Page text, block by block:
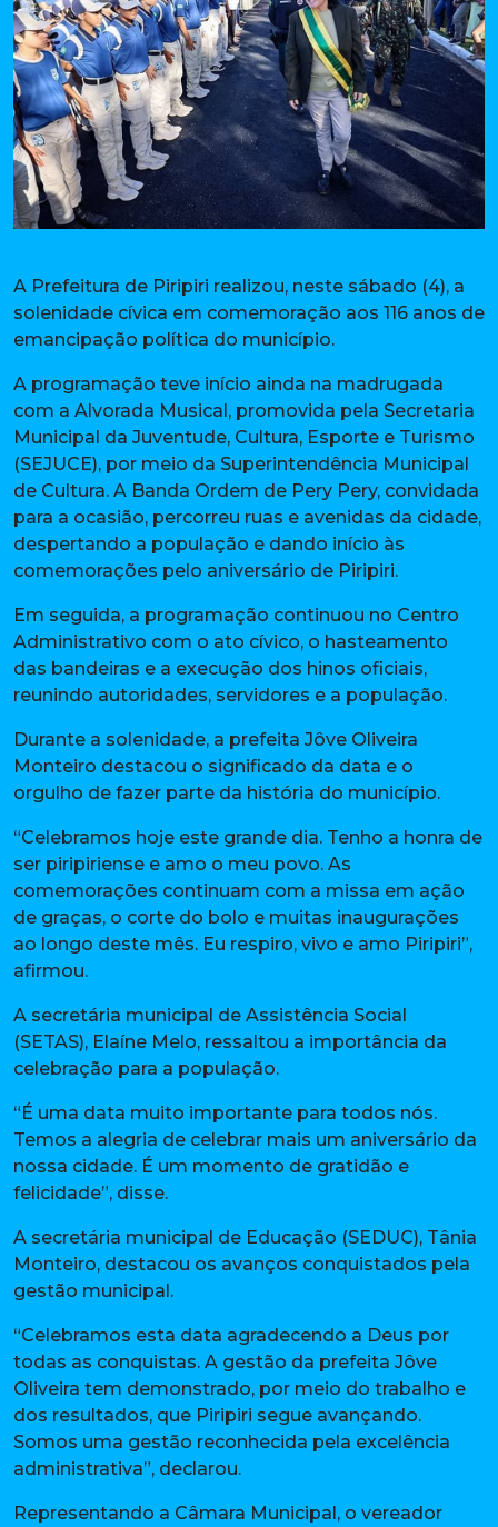
A Prefeitura de Piripiri realizou, neste sábado (4), a
solenidade cívica em comemoração aos 116 anos de
emancipação política do município.
A programação teve início ainda na madrugada
com a Alvorada Musical, promovida pela Secretaria
Municipal da Juventude, Cultura, Esporte e Turismo
(SEJUCE), por meio da Superintendência Municipal
de Cultura. A Banda Ordem de Pery Pery, convidada
para a ocasião, percorreu ruas e avenidas da cidade,
despertando a população e dando início às
comemorações pelo aniversário de Piripiri.
Em seguida, a programação continuou no Centro
Administrativo com o ato cívico, o hasteamento
das bandeiras e a execução dos hinos oficiais,
reunindo autoridades, servidores e a população.
Durante a solenidade, a prefeita Jôve Oliveira
Monteiro destacou o significado da data e o
orgulho de fazer parte da história do município.
“Celebramos hoje este grande dia. Tenho a honra de
ser piripiriense e amo o meu povo. As
comemorações continuam com a missa em ação
de graças, o corte do bolo e muitas inaugurações
ao longo deste mês. Eu respiro, vivo e amo Piripiri”,
afirmou.
A secretária municipal de Assistência Social
(SETAS), Elaíne Melo, ressaltou a importância da
celebração para a população.
“É uma data muito importante para todos nós.
Temos a alegria de celebrar mais um aniversário da
nossa cidade. É um momento de gratidão e
felicidade”, disse.
A secretária municipal de Educação (SEDUC), Tânia
Monteiro, destacou os avanços conquistados pela
gestão municipal.
“Celebramos esta data agradecendo a Deus por
todas as conquistas. A gestão da prefeita Jôve
Oliveira tem demonstrado, por meio do trabalho e
dos resultados, que Piripiri segue avançando.
Somos uma gestão reconhecida pela excelência
administrativa”, declarou.
Representando a Câmara Municipal, o vereador